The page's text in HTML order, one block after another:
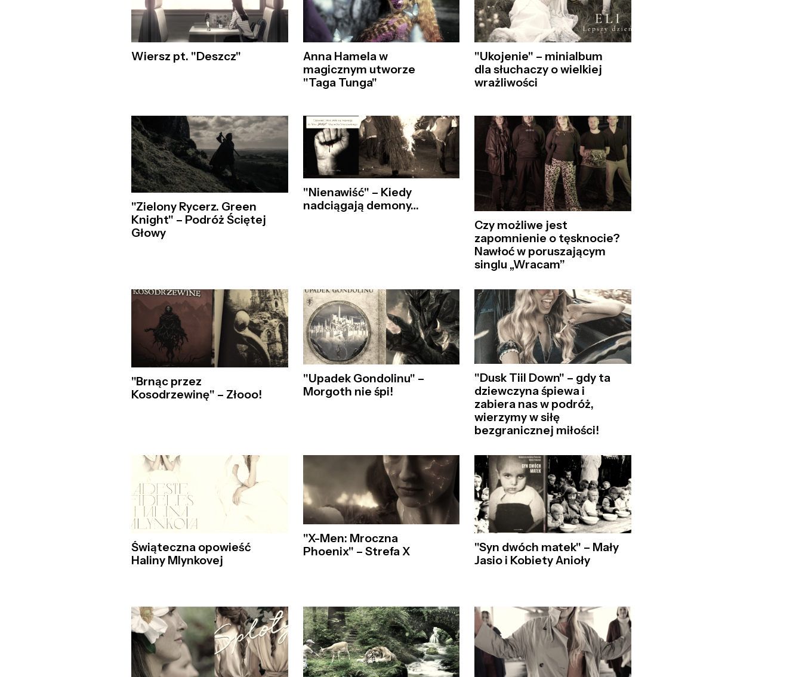
Wiersz pt. "Deszcz"
Anna Hamela w
magicznym utworze
"Taga Tunga"
"Ukojenie" – minialbum
dla słuchaczy o wielkiej
wrażliwości
"Zielony Rycerz. Green
Knight" – Podróż Ściętej
Głowy
"Nienawiść" – Kiedy
nadciągają demony…
Czy możliwe jest
zapomnienie o tęsknocie?
Nawłoć w poruszającym
singlu „Wracam”
"Brnąc przez
Kosodrzewinę" – Złooo!
"Upadek Gondolinu" –
Morgoth nie śpi!
"Dusk Tiil Down" – gdy ta
dziewczyna śpiewa i
zabiera nas w podróż,
wierzymy w siłę
bezgranicznej miłości!
Świąteczna opowieść
Haliny Mlynkovej
"X-Men: Mroczna
Phoenix" – Strefa X
"Syn dwóch matek" – Mały
Jasio i Kobiety Anioły